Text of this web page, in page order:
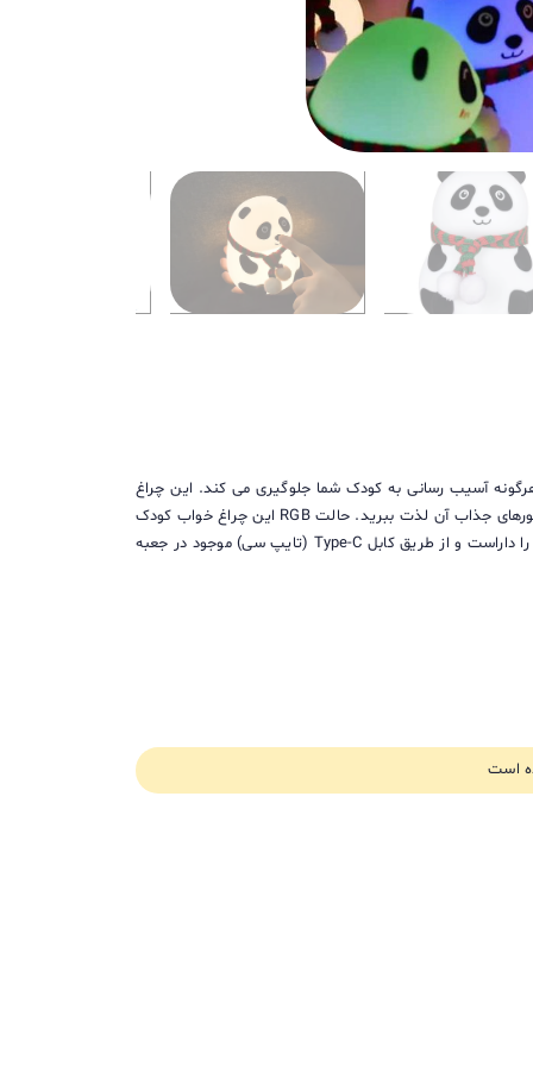
آسیب رسانی به کودک شما جلوگیری می کند. این چراغ
خواب با طراحی جذابی به شکل پاندا دارای دو حالت نوری شب خواب و RGB است که با تغییر و انتخاب هریک از مود های این چراغ می توانید از نورهای جذاب آن لذت ببرید. حالت RGB این چراغ خواب کودک
یک ویژگی جذاب دارد که می توانید با ضربه زدن به سطح سیلیکونی چراغ خواب رنگ آن را تغییر دهید. این چراغ خواب کودک قابلیت شارژ مجدد را داراست و از طریق کابل Type-C (تایپ سی) موجود در جعبه
است